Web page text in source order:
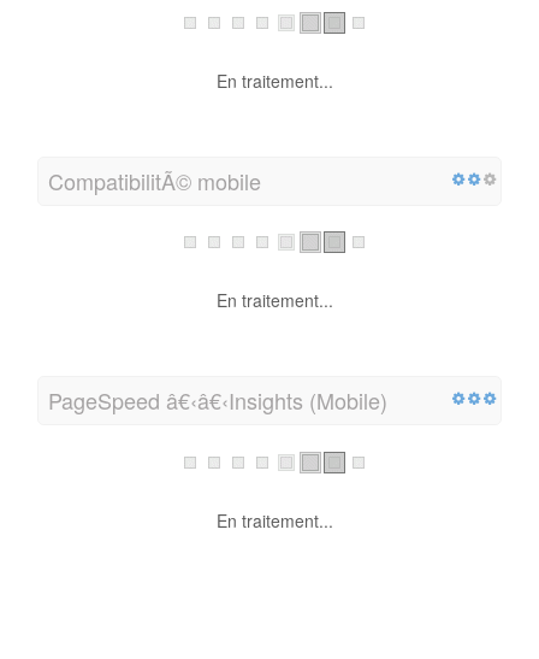
En traitement...
CompatibilitÃ© mobile
En traitement...
PageSpeed â€‹â€‹Insights (Mobile)
En traitement...